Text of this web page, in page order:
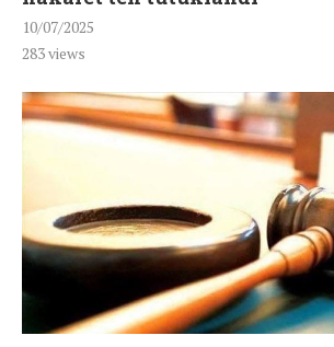
10/07/2025
283views